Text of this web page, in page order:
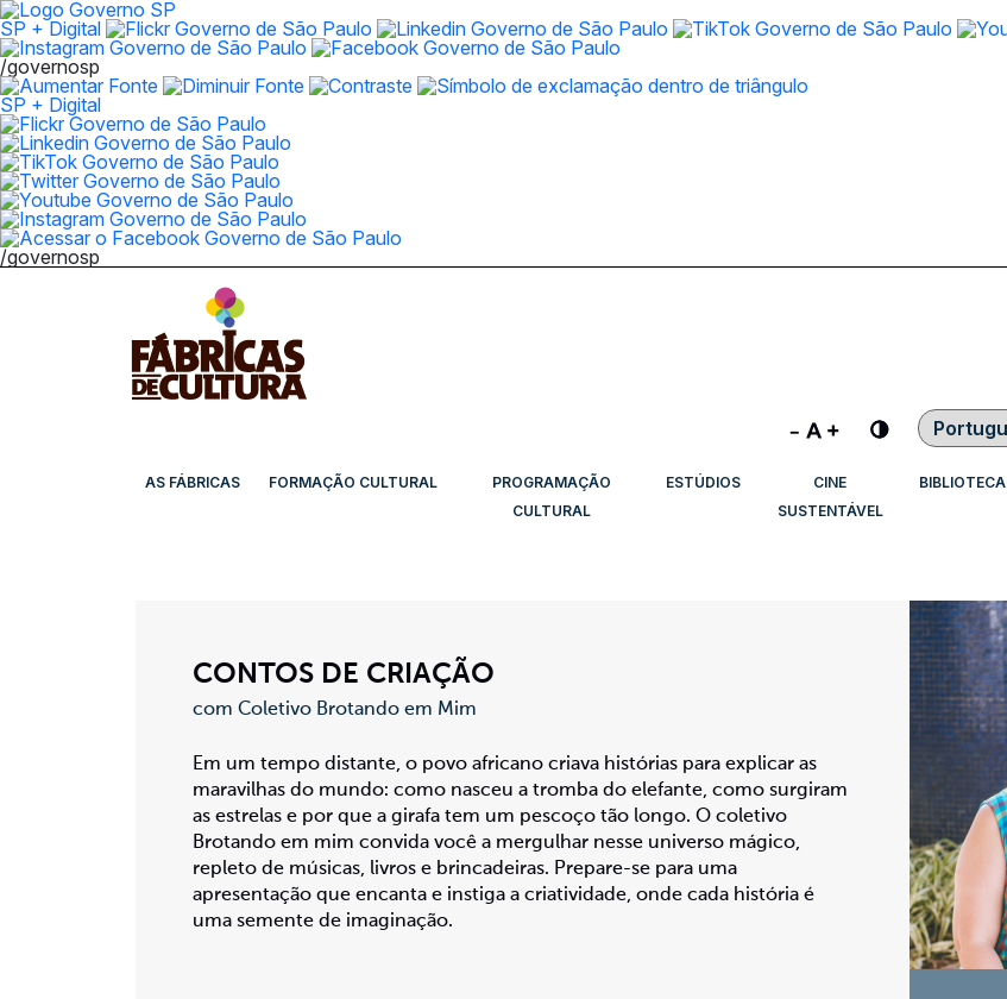
SP + Digital
/governosp
SP + Digital
/governosp
Contraste
AS FÁBRICAS FORMAÇÃO CULTURAL
PROGRAMAÇÃO
CULTURAL
ESTÚDIOS
CINE
SUSTENTÁVEL
BIBLIOTECA
CONTOS DE CRIAÇÃO
com Coletivo Brotando em Mim
Em um tempo distante, o povo africano criava histórias para explicar as
maravilhas do mundo: como nasceu a tromba do elefante, como surgiram
as estrelas e por que a girafa tem um pescoço tão longo. O coletivo
Brotando em mim convida você a mergulhar nesse universo mágico,
repleto de músicas, livros e brincadeiras. Prepare-se para uma
apresentação que encanta e instiga a criatividade, onde cada história é
uma semente de imaginação.